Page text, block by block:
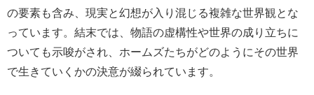
の要素も含み、現実と幻想が入り混じる複雑な世界観とな
っています。結末では、物語の虚構性や世界の成り立ちに
ついても示唆がされ、ホームズたちがどのようにその世界
で生きていくかの決意が綴られています。